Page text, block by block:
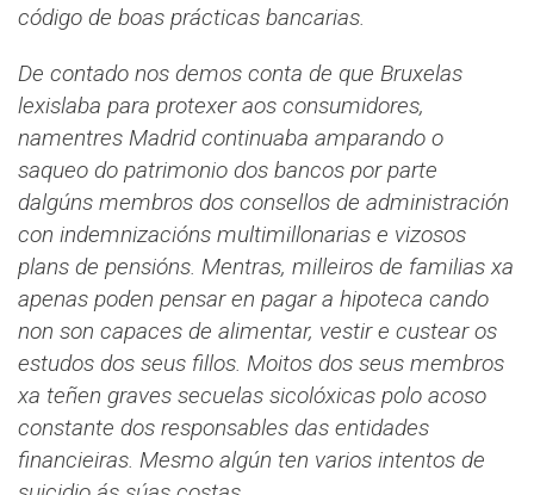
código de boas prácticas bancarias.
De contado nos demos conta de que Bruxelas
lexislaba para protexer aos consumidores,
namentres Madrid continuaba amparando o
saqueo do patrimonio dos bancos por parte
dalgúns membros dos consellos de administración
con indemnizacións multimillonarias e vizosos
plans de pensións. Mentras, milleiros de familias xa
apenas poden pensar en pagar a hipoteca cando
non son capaces de alimentar, vestir e custear os
estudos dos seus fillos. Moitos dos seus membros
xa teñen graves secuelas sicolóxicas polo acoso
constante dos responsables das entidades
financieiras. Mesmo algún ten varios intentos de